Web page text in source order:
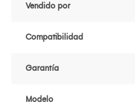
Vendido por
Compatibilidad
Garantía
Modelo